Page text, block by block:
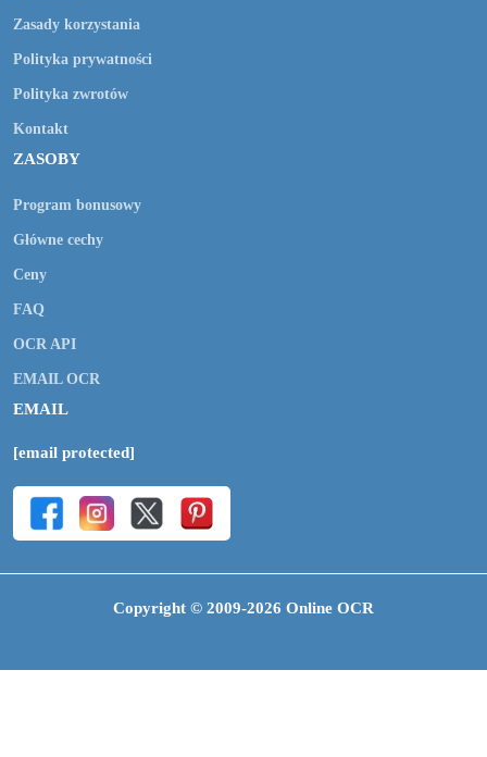
Zasady korzystania
Polityka prywatności
Polityka zwrotów
Kontakt
ZASOBY
Program bonusowy
Główne cechy
Ceny
FAQ
OCR API
EMAIL OCR
EMAIL
[email protected]
Copyright © 2009-2026 Online OCR